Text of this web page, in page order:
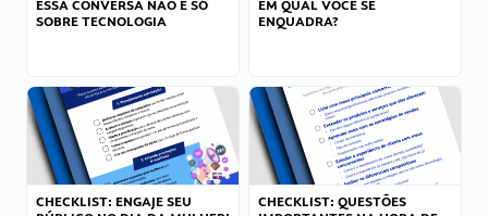
ESSA CONVERSA NÃO É SÓ
SOBRE TECNOLOGIA
EM QUAL VOCÊ SE
ENQUADRA?
CHECKLIST: ENGAJE SEU
CHECKLIST: QUESTÕES